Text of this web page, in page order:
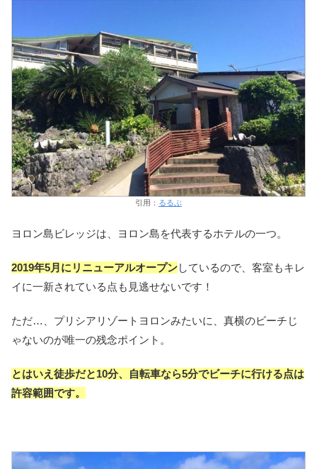
引用： るるぶ
ヨロン島ビレッジは、ヨロン島を代表するホテルの一つ。
2019年5月にリニューアルオープンしているので、客室もキレ
イに一新されている点も見逃せないです！
ただ…、プリシアリゾートヨロンみたいに、真横のビーチじ
ゃないのが唯一の残念ポイント。
とはいえ徒歩だと10分、自転車なら5分でビーチに行ける点は
許容範囲です。